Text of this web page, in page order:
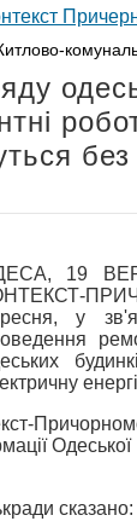
без
19
у
сказано: